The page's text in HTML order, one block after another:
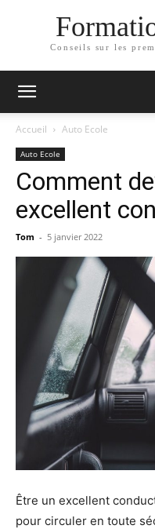
Conseils sur les
Accueil Auto Ecole
Auto Ecole
Comment
excellent
Tom - 5 janvier 2022
Être un excellent
pour circuler en toute